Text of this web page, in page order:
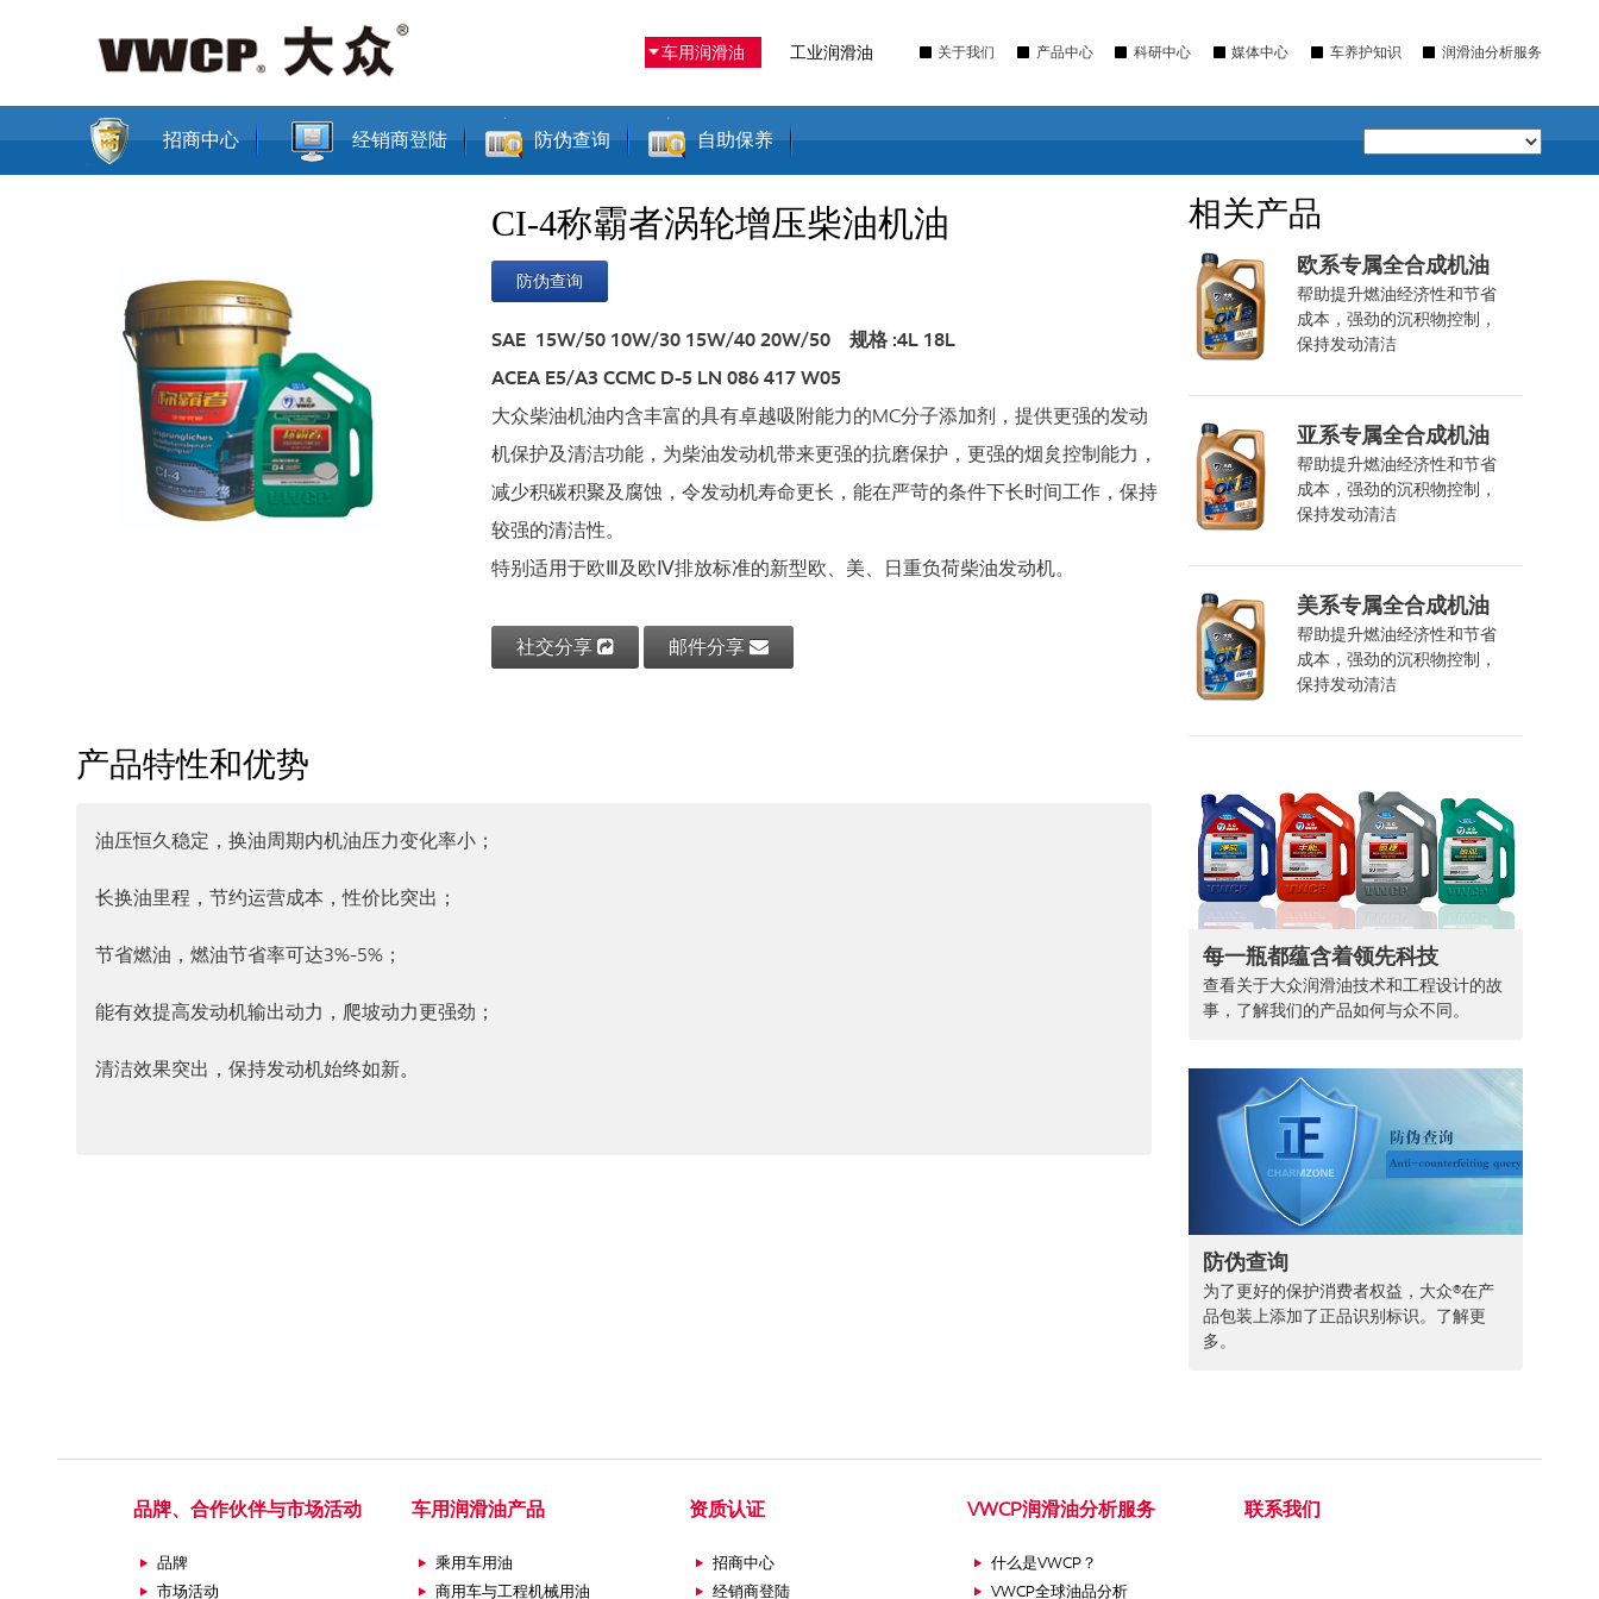
工业润滑油
车用润滑油 关于我们 产品中心 科研中心 媒体中心 车养护知识 润滑油分析服务
招商中心 经销商登陆 防伪查询 自助保养
CI-4称霸者涡轮增压柴油机油
防伪查询
SAE 15W/50 10W/30 15W/40 20W/50 规格 :4L 18L
ACEA E5/A3 CCMC D-5 LN 086 417 W05
大众柴油机油内含丰富的具有卓越吸附能力的MC分子添加剂，提供更强的发动
机保护及清洁功能，为柴油发动机带来更强的抗磨保护，更强的烟炱控制能力，
减少积碳积聚及腐蚀，令发动机寿命更长，能在严苛的条件下长时间工作，保持
较强的清洁性。
特别适用于欧
及欧 Ⅳ排放标准的新型欧、美、日重负荷柴油发动机。
社交分享 邮件分享
产品特性和优势
油压恒久稳定，换油周期内机油压力变化率小；
长换油里程，节约运营成本，性价比突出；
节省燃油，燃油节省率可达3%-5% ；
能有效提高发动机输出动力，爬坡动力更强劲；
清洁效果突出，保持发动机始终如新。
相关产品
欧系专属全合成机油
帮助提升燃油经济性和节省
成本，强劲的沉积物控制，
保持发动清洁
亚系专属全合成机油
帮助提升燃油经济性和节省
成本，强劲的沉积物控制，
保持发动清洁
美系专属全合成机油
帮助提升燃油经济性和节省
成本，强劲的沉积物控制，
保持发动清洁
每一瓶都蕴含着领先科技
查看关于大众润滑油技术和工程设计的故
事，了解我们的产品如何与众不同。
防伪查询
为了更好的保护消费者权益，大众®在产
品包装上添加了正品识别标识。了解更
多。
品牌、合作伙伴与市场活动
品牌
市场活动
车用润滑油产品
乘用车用油
商用车与工程机械用油
资质认证
招商中心
经销商登陆
VWCP润滑油分析服务
什么是VWCP？
VWCP全球油品分析
联系我们